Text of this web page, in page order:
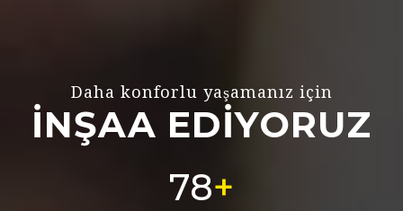
Daha konforlu yaşamanız için
İNŞAA EDİYORUZ
78